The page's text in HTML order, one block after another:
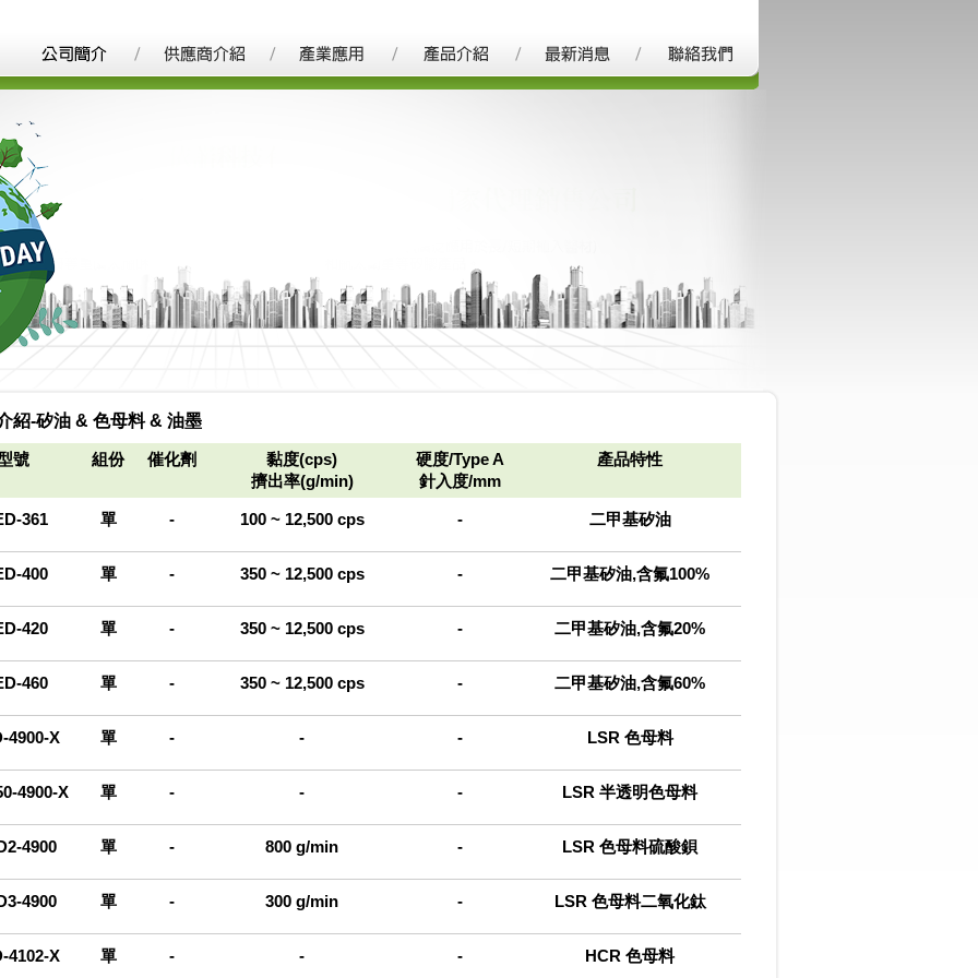
紹-矽油 & 色母料 & 油墨
號 組份 催化劑
黏度(cps)
擠出率(g/min)
硬度/Type A
針入度/mm
產品特性
361 單 - 100 ~ 12,500 cps - 二甲基矽油
400 單 - 350 ~ 12,500 cps - 二甲基矽油,含氟100%
420 單 - 350 ~ 12,500 cps - 二甲基矽油,含氟20%
460 單 - 350 ~ 12,500 cps - 二甲基矽油,含氟60%
4900-X 單 - - - LSR 色母料
4900-X 單 - - - LSR 半透明色母料
4900 單 - 800 g/min - LSR 色母料硫酸鋇
4900 單 - 300 g/min - LSR 色母料二氧化鈦
4102-X 單 - - - HCR 色母料